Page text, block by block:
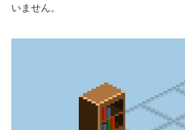
いません。